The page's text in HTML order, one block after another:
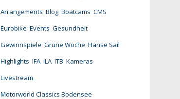
Arrangements Blog Boatcams CMS
Eurobike Events Gesundheit
Gewinnspiele Grüne Woche Hanse Sail
Highlights IFA ILA ITB Kameras
Livestream
Motorworld Classics Bodensee